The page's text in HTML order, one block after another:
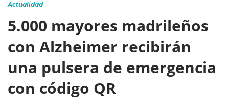
Actualidad
5.000 mayores madrileños
con Alzheimer recibirán
una pulsera de emergencia
con código QR